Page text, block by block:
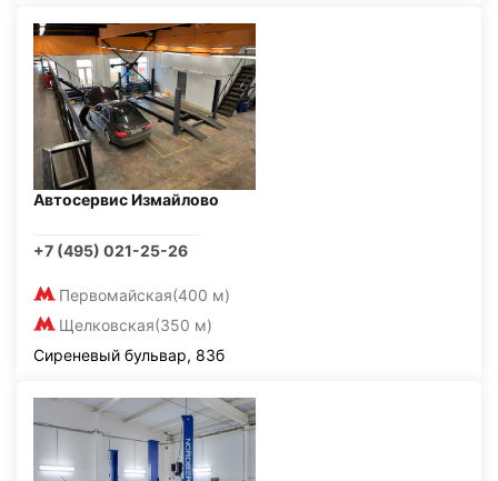
Автосервис Измайлово
+7 (495) 021-25-26
Первомайская(400 м)
Щелковская(350 м)
Сиреневый бульвар, 83б